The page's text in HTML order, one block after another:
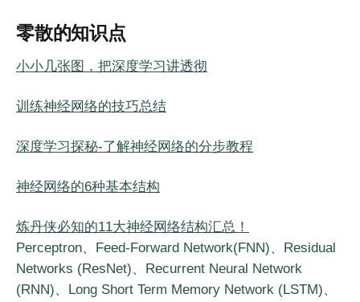
零散的知识点
小小几张图，把深度学习讲透彻
训练神经网络的技巧总结
深度学习探秘-了解神经网络的分步教程
神经网络的6种基本结构
炼丹侠必知的11大神经网络结构​汇总！
Perceptron、Feed-Forward Network(FNN)、Residual
Networks (ResNet)、Recurrent Neural Network
(RNN)、Long Short Term Memory Network (LSTM)、